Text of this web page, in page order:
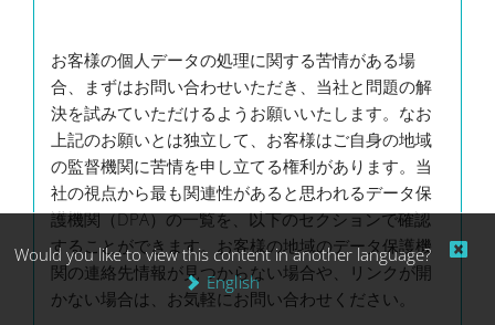
お客様の個人データの処理に関する苦情がある場
合、まずはお問い合わせいただき、当社と問題の解
決を試みていただけるようお願いいたします。なお
上記のお願いとは独立して、お客様はご自身の地域
の監督機関に苦情を申し立てる権利があります。当
社の視点から最も関連性があると思われるデータ保
護機関（DPA）の一覧を、以下のセクションで確認
することができます。お客様の地域のデータ保護機
関の連絡先情報が見つからない場合や、リンクが開
かない場合は、お気軽にお問い合わせください。
Would you like to view this content in another language?
English